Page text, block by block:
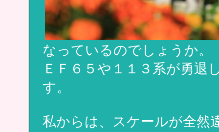
なっているのでしょうか。
ＥＦ６５や１１３系が勇退
す。
私からは、スケールが全然